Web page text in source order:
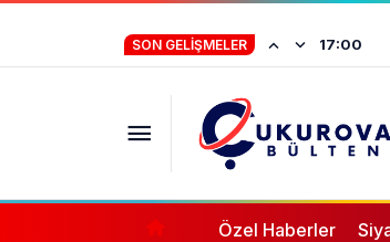
SON GELIŞMELER 17:00
Özel Haberler
Mersin’de ‘Circular Ulusal